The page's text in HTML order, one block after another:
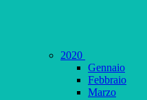
2020
Gennaio
Febbraio
Marzo